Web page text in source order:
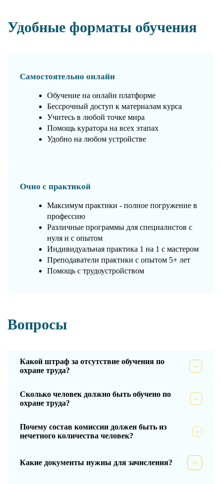
Удобные форматы обучения
Самостоятельно онлайн
Обучение на онлайн платформе
Бессрочный доступ к материалам курса
Учитесь в любой точке мира
Помощь куратора на всех этапах
Удобно на любом устройстве
Очно с практикой
Максимум практики - полное погружение в
профессию
Различные программы для специалистов с
нуля и с опытом
Индивидуальная практика 1 на 1 с мастером
Преподаватели практики с опытом 5+ лет
Помощь с трудоустройством
Вопросы
Какой штраф за отсутствие обучения по
охране труда?
Сколько человек должно быть обучено по
охране труда?
Почему состав комиссии должен быть из
нечетного количества человек?
Какие документы нужны для зачисления?